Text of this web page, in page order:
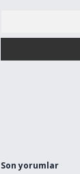
Son yorumlar